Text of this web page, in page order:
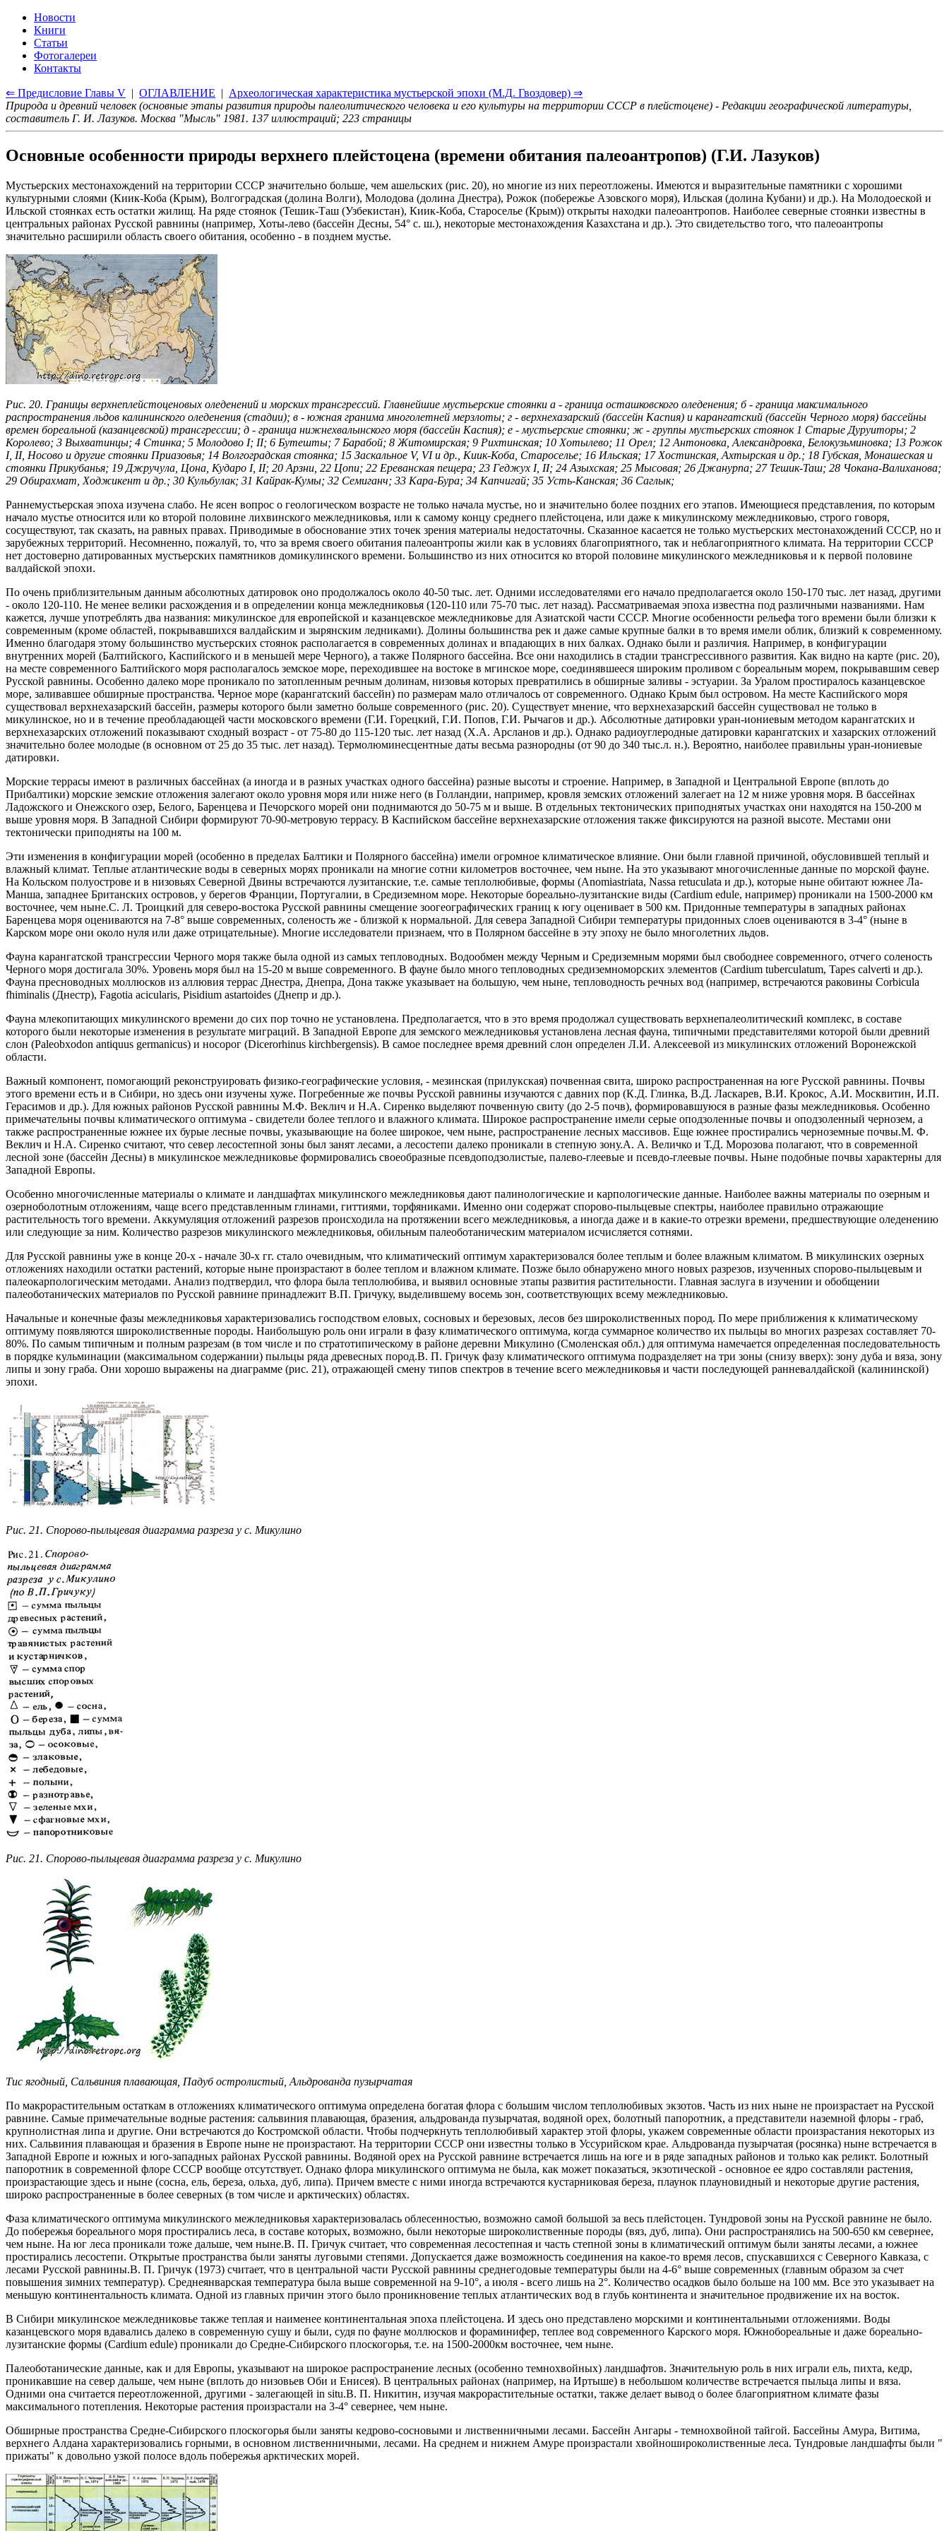
Новости
Книги
Статьи
Фотогалереи
Контакты
⇐ Предисловие Главы V | ОГЛАВЛЕНИЕ | Археологическая характеристика мустьерской эпохи (М.Д. Гвоздовер) ⇒
Природа и древний человек (основные этапы развития природы палеолитического человека и его культуры на территории СССР в плейстоцене) - Редакции географической литературы,
составитель Г. И. Лазуков. Москва "Мысль" 1981. 137 иллюстраций; 223 страницы
Основные особенности природы верхнего плейстоцена (времени обитания палеоантропов) (Г.И. Лазуков)
Мустьерских местонахождений на территории СССР значительно больше, чем ашельских (рис. 20), но многие из них переотложены. Имеются и выразительные памятники с хорошими
культурными слоями (Киик-Коба (Крым), Волгоградская (долина Волги), Молодова (долина Днестра), Рожок (побережье Азовского моря), Ильская (долина Кубани) и др.). На Молодоеской и
Ильской стоянках есть остатки жилищ. На ряде стоянок (Тешик-Таш (Узбекистан), Киик-Коба, Староселье (Крым)) открыты находки палеоантропов. Наиболее северные стоянки известны в
центральных районах Русской равнины (например, Хоты-лево (бассейн Десны, 54° с. ш.), некоторые местонахождения Казахстана и др.). Это свидетельство того, что палеоантропы
значительно расширили область своего обитания, особенно - в позднем мустье.
Рис. 20. Границы верхнеплейстоценовых оледенений и морских трансгрессий. Главнейшие мустьерские стоянки а - граница осташковского оледенения; б - граница максимального
распространения льдов калининского оледенения (стадии); в - южная гранима многолетней мерзлоты; г - верхнехазарский (бассейн Каспия) и карангатский (бассейн Черного моря) бассейны
времен бореальной (казанцевской) трансгрессии; д - граница нижнехвалынского моря (бассейн Каспия); е - мустьерские стоянки; ж - группы мустьерских стоянок 1 Старые Дуруиторы; 2
Королево; 3 Выхватинцы; 4 Стинка; 5 Молодово I; II; 6 Бутешты; 7 Барабой; 8 Житомирская; 9 Рихтинская; 10 Хотылево; 11 Орел; 12 Антоновка, Александровка, Белокузьминовка; 13 Рожок
I, II, Носово и другие стоянки Приазовья; 14 Волгоградская стоянка; 15 Заскальное V, VI и др., Киик-Коба, Староселье; 16 Ильская; 17 Хостинская, Ахтырская и др.; 18 Губская, Монашеская и
стоянки Прикубанья; 19 Джручула, Цона, Кударо I, II; 20 Арзни, 22 Цопи; 22 Ереванская пещера; 23 Геджух I, II; 24 Азыхская; 25 Мысовая; 26 Джанурпа; 27 Тешик-Таш; 28 Чокана-Валиханова;
29 Обирахмат, Ходжикент и др.; 30 Кульбулак; 31 Кайрак-Кумы; 32 Семиганч; 33 Кара-Бура; 34 Капчигай; 35 Усть-Канская; 36 Саглык;
Раннемустьерская эпоха изучена слабо. Не ясен вопрос о геологическом возрасте не только начала мустье, но и значительно более поздних его этапов. Имеющиеся представления, по которым
начало мустье относится или ко второй половине лихвинского межледниковья, или к самому концу среднего плейстоцена, или даже к микулинскому межледниковью, строго говоря,
сосуществуют, так сказать, на равных правах. Приводимые в обоснование этих точек зрения материалы недостаточны. Сказанное касается не только мустьерских местонахождений СССР, но и
зарубежных территорий. Несомненно, пожалуй, то, что за время своего обитания палеоантропы жили как в условиях благоприятного, так и неблагоприятного климата. На территории СССР
нет достоверно датированных мустьерских памятников домикулинского времени. Большинство из них относится ко второй половине микулинского межледниковья и к первой половине
валдайской эпохи.
По очень приблизительным данным абсолютных датировок оно продолжалось около 40-50 тыс. лет. Одними исследователями его начало предполагается около 150-170 тыс. лет назад, другими
- около 120-110. Не менее велики расхождения и в определении конца межледниковья (120-110 или 75-70 тыс. лет назад). Рассматриваемая эпоха известна под различными названиями. Нам
кажется, лучше употреблять два названия: микулинское для европейской и казанцевское межледниковье для Азиатской части СССР. Многие особенности рельефа того времени были близки к
современным (кроме областей, покрывавшихся валдайским и зырянским ледниками). Долины большинства рек и даже самые крупные балки в то время имели облик, близкий к современному.
Именно благодаря этому большинство мустьерских стоянок располагается в современных долинах и впадающих в них балках. Однако были и различия. Например, в конфигурации
внутренних морей (Балтийского, Каспийского и в меньшей мере Черного), а также Полярного бассейна. Все они находились в стадии трансгрессивного развития. Как видно на карте (рис. 20),
на месте современного Балтийского моря располагалось земское море, переходившее на востоке в мгинское море, соединявшееся широким проливом с бореальным морем, покрывавшим север
Русской равнины. Особенно далеко море проникало по затопленным речным долинам, низовья которых превратились в обширные заливы - эстуарии. За Уралом простиралось казанцевское
море, заливавшее обширные пространства. Черное море (карангатский бассейн) по размерам мало отличалось от современного. Однако Крым был островом. На месте Каспийского моря
существовал верхнехазарский бассейн, размеры которого были заметно больше современного (рис. 20). Существует мнение, что верхнехазарский бассейн существовал не только в
микулинское, но и в течение преобладающей части московского времени (Г.И. Горецкий, Г.И. Попов, Г.И. Рычагов и др.). Абсолютные датировки уран-иониевым методом карангатских и
верхнехазарских отложений показывают сходный возраст - от 75-80 до 115-120 тыс. лет назад (Х.А. Арсланов и др.). Однако радиоуглеродные датировки карангатских и хазарских отложений
значительно более молодые (в основном от 25 до 35 тыс. лет назад). Термолюминесцентные даты весьма разнородны (от 90 до 340 тыс.л. н.). Вероятно, наиболее правильны уран-иониевые
датировки.
Морские террасы имеют в различных бассейнах (а иногда и в разных участках одного бассейна) разные высоты и строение. Например, в Западной и Центральной Европе (вплоть до
Прибалтики) морские земские отложения залегают около уровня моря или ниже него (в Голландии, например, кровля земских отложений залегает на 12 м ниже уровня моря. В бассейнах
Ладожского и Онежского озер, Белого, Баренцева и Печорского морей они поднимаются до 50-75 м и выше. В отдельных тектонических приподнятых участках они находятся на 150-200 м
выше уровня моря. В Западной Сибири формируют 70-90-метровую террасу. В Каспийском бассейне верхнехазарские отложения также фиксируются на разной высоте. Местами они
тектонически приподняты на 100 м.
Эти изменения в конфигурации морей (особенно в пределах Балтики и Полярного бассейна) имели огромное климатическое влияние. Они были главной причиной, обусловившей теплый и
влажный климат. Теплые атлантические воды в северных морях проникали на многие сотни километров восточнее, чем ныне. На это указывают многочисленные данные по морской фауне.
На Кольском полуострове и в низовьях Северной Двины встречаются лузитанские, т.е. самые теплолюбивые, формы (Anomiastriata, Nassa retuculata и др.), которые ныне обитают южнее Ла-
Манша, западнее Британских островов, у берегов Франции, Португалии, в Средиземном море. Некоторые бореально-лузитанские виды (Cardium edule, например) проникали на 1500-2000 км
восточнее, чем ныне.С. Л. Троицкий для северо-востока Русской равнины смещение зоогеографических границ к югу оценивает в 500 км. Придонные температуры в западных районах
Баренцева моря оцениваются на 7-8° выше современных, соленость же - близкой к нормальной. Для севера Западной Сибири температуры придонных слоев оцениваются в 3-4° (ныне в
Карском море они около нуля или даже отрицательные). Многие исследователи признаем, что в Полярном бассейне в эту эпоху не было многолетних льдов.
Фауна карангатской трансгрессии Черного моря также была одной из самых тепловодных. Водообмен между Черным и Средиземным морями был свободнее современного, отчего соленость
Черного моря достигала 30%. Уровень моря был на 15-20 м выше современного. В фауне было много тепловодных средиземноморских элементов (Cardium tuberculatum, Tapes calverti и др.).
Фауна пресноводных моллюсков из аллювия террас Днестра, Днепра, Дона также указывает на большую, чем ныне, тепловодность речных вод (например, встречаются раковины Corbicula
fhiminalis (Днестр), Fagotia acicularis, Pisidium astartoides (Днепр и др.).
Фауна млекопитающих микулинского времени до сих пор точно не установлена. Предполагается, что в это время продолжал существовать верхнепалеолитический комплекс, в составе
которого были некоторые изменения в результате миграций. В Западной Европе для земского межледниковья установлена лесная фауна, типичными представителями которой были древний
слон (Paleobxodon antiquus germanicus) и носорог (Dicerorhinus kirchbergensis). В самое последнее время древний слон определен Л.И. Алексеевой из микулинских отложений Воронежской
области.
Важный компонент, помогающий реконструировать физико-географические условия, - мезинская (прилукская) почвенная свита, широко распространенная на юге Русской равнины. Почвы
этого времени есть и в Сибири, но здесь они изучены хуже. Погребенные же почвы Русской равнины изучаются с давних пор (К.Д. Глинка, В.Д. Ласкарев, В.И. Крокос, А.И. Москвитин, И.П.
Герасимов и др.). Для южных районов Русской равнины М.Ф. Веклич и Н.А. Сиренко выделяют почвенную свиту (до 2-5 почв), формировавшуюся в разные фазы межледниковья. Особенно
примечательны почвы климатического оптимума - свидетели более теплого и влажного климата. Широкое распространение имели серые оподзоленные почвы и оподзоленный чернозем, а
также распространенные южнее их бурые лесные почвы, указывающие на более широкое, чем ныне, распространение лесных массивов. Еще южнее простирались черноземные почвы.М. Ф.
Веклич и Н.А. Сиренко считают, что север лесостепной зоны был занят лесами, а лесостепи далеко проникали в степную зону.А. А. Величко и Т.Д. Морозова полагают, что в современной
лесной зоне (бассейн Десны) в микулинское межледниковье формировались своеобразные псевдоподзолистые, палево-глеевые и псевдо-глеевые почвы. Ныне подобные почвы характерны для
Западной Европы.
Особенно многочисленные материалы о климате и ландшафтах микулинского межледниковья дают палинологические и карпологические данные. Наиболее важны материалы по озерным и
озерноболотным отложениям, чаще всего представленным глинами, гиттиями, торфяниками. Именно они содержат спорово-пыльцевые спектры, наиболее правильно отражающие
растительность того времени. Аккумуляция отложений разрезов происходила на протяжении всего межледниковья, а иногда даже и в какие-то отрезки времени, предшествующие оледенению
или следующие за ним. Количество разрезов микулинского межледниковья, обильным палеоботаническим материалом исчисляется сотнями.
Для Русской равнины уже в конце 20-х - начале 30-х гг. стало очевидным, что климатический оптимум характеризовался более теплым и более влажным климатом. В микулинских озерных
отложениях находили остатки растений, которые ныне произрастают в более теплом и влажном климате. Позже было обнаружено много новых разрезов, изученных спорово-пыльцевым и
палеокарпологическим методами. Анализ подтвердил, что флора была теплолюбива, и выявил основные этапы развития растительности. Главная заслуга в изучении и обобщении
палеоботанических материалов по Русской равнине принадлежит В.П. Гричуку, выделившему восемь зон, соответствующих всему межледниковью.
Начальные и конечные фазы межледниковья характеризовались господством еловых, сосновых и березовых, лесов без широколиственных пород. По мере приближения к климатическому
оптимуму появляются широколиственные породы. Наибольшую роль они играли в фазу климатического оптимума, когда суммарное количество их пыльцы во многих разрезах составляет 70-
80%. По самым типичным и полным разрезам (в том числе и по стратотипическому в районе деревни Микулино (Смоленская обл.) для оптимума намечается определенная последовательность
в порядке кульминации (максимальном содержании) пыльцы ряда древесных пород.В. П. Гричук фазу климатического оптимума подразделяет на три зоны (снизу вверх): зону дуба и вяза, зону
липы и зону граба. Они хорошо выражены на диаграмме (рис. 21), отражающей смену типов спектров в течение всего межледниковья и части последующей ранневалдайской (калининской)
эпохи.
Рис. 21. Спорово-пыльцевая диаграмма разреза у с. Микулино
Рис. 21. Спорово-пыльцевая диаграмма разреза у с. Микулино
Тис ягодный, Сальвиния плавающая, Падуб остролистый, Альдрованда пузырчатая
По макрорастительным остаткам в отложениях климатического оптимума определена богатая флора с большим числом теплолюбивых экзотов. Часть из них ныне не произрастает на Русской
равнине. Самые примечательные водные растения: сальвиния плавающая, бразения, альдрованда пузырчатая, водяной орех, болотный папоротник, а представители наземной флоры - граб,
крупнолистная липа и другие. Они встречаются до Костромской области. Чтобы подчеркнуть теплолюбивый характер этой флоры, укажем современные области произрастания некоторых из
них. Сальвиния плавающая и бразения в Европе ныне не произрастают. На территории СССР они известны только в Уссурийском крае. Альдрованда пузырчатая (росянка) ныне встречается в
Западной Европе и южных и юго-западных районах Русской равнины. Водяной орех на Русской равнине встречается лишь на юге и в ряде западных районов и только как реликт. Болотный
папоротник в современной флоре СССР вообще отсутствует. Однако флора микулинского оптимума не была, как может показаться, экзотической - основное ее ядро составляли растения,
произрастающие здесь и ныне (сосна, ель, береза, ольха, дуб, липа). Причем вместе с ними иногда встречаются кустарниковая береза, плаунок плауновидный и некоторые другие растения,
широко распространенные в более северных (в том числе и арктических) областях.
Фаза климатического оптимума микулинского межледниковья характеризовалась облесенностью, возможно самой большой за весь плейстоцен. Тундровой зоны на Русской равнине не было.
До побережья бореального моря простирались леса, в составе которых, возможно, были некоторые широколиственные породы (вяз, дуб, липа). Они распространялись на 500-650 км севернее,
чем ныне. На юг леса проникали тоже дальше, чем ныне.В. П. Гричук считает, что современная лесостепная и часть степной зоны в климатический оптимум были заняты лесами, а южнее
простирались лесостепи. Открытые пространства были заняты луговыми степями. Допускается даже возможность соединения на какое-то время лесов, спускавшихся с Северного Кавказа, с
лесами Русской равнины.В. П. Гричук (1973) считает, что в центральной части Русской равнины среднегодовые температуры были на 4-6° выше современных (главным образом за счет
повышения зимних температур). Среднеянварская температура была выше современной на 9-10°, а июля - всего лишь на 2°. Количество осадков было больше на 100 мм. Все это указывает на
меньшую континентальность климата. Одной из главных причин этого было проникновение теплых атлантических вод в глубь континента и значительное продвижение их на восток.
В Сибири микулинское межледниковье также теплая и наименее континентальная эпоха плейстоцена. И здесь оно представлено морскими и континентальными отложениями. Воды
казанцевского моря вдавались далеко в современную сушу и были, судя по фауне моллюсков и фораминифер, теплее вод современного Карского моря. Южнобореальные и даже бореально-
лузитанские формы (Cardium edule) проникали до Средне-Сибирского плоскогорья, т.е. на 1500-2000км восточнее, чем ныне.
Палеоботанические данные, как и для Европы, указывают на широкое распространение лесных (особенно темнохвойных) ландшафтов. Значительную роль в них играли ель, пихта, кедр,
проникавшие на север дальше, чем ныне (вплоть до низовьев Оби и Енисея). В центральных районах (например, на Иртыше) в небольшом количестве встречается пыльца липы и вяза.
Одними она считается переотложенной, другими - залегающей in situ.В. П. Никитин, изучая макрорастительные остатки, также делает вывод о более благоприятном климате фазы
максимального потепления. Некоторые растения произрастали на 3-4° севернее, чем ныне.
Обширные пространства Средне-Сибирского плоскогорья были заняты кедрово-сосновыми и лиственничными лесами. Бассейн Ангары - темнохвойной тайгой. Бассейны Амура, Витима,
верхнего Алдана характеризовались горными, в основном лиственничными, лесами. На среднем и нижнем Амуре произрастали хвойношироколиственные леса. Тундровые ландшафты были "
прижаты" к довольно узкой полосе вдоль побережья арктических морей.